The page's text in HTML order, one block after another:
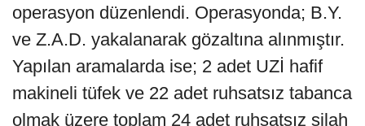
operasyon düzenlendi. Operasyonda; B.Y.
ve Z.A.D. yakalanarak gözaltına alınmıştır.
Yapılan aramalarda ise; 2 adet UZİ hafif
makineli tüfek ve 22 adet ruhsatsız tabanca
olmak üzere toplam 24 adet ruhsatsız silah